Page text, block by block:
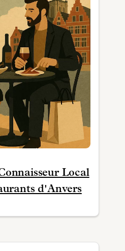
Local
d'Anvers